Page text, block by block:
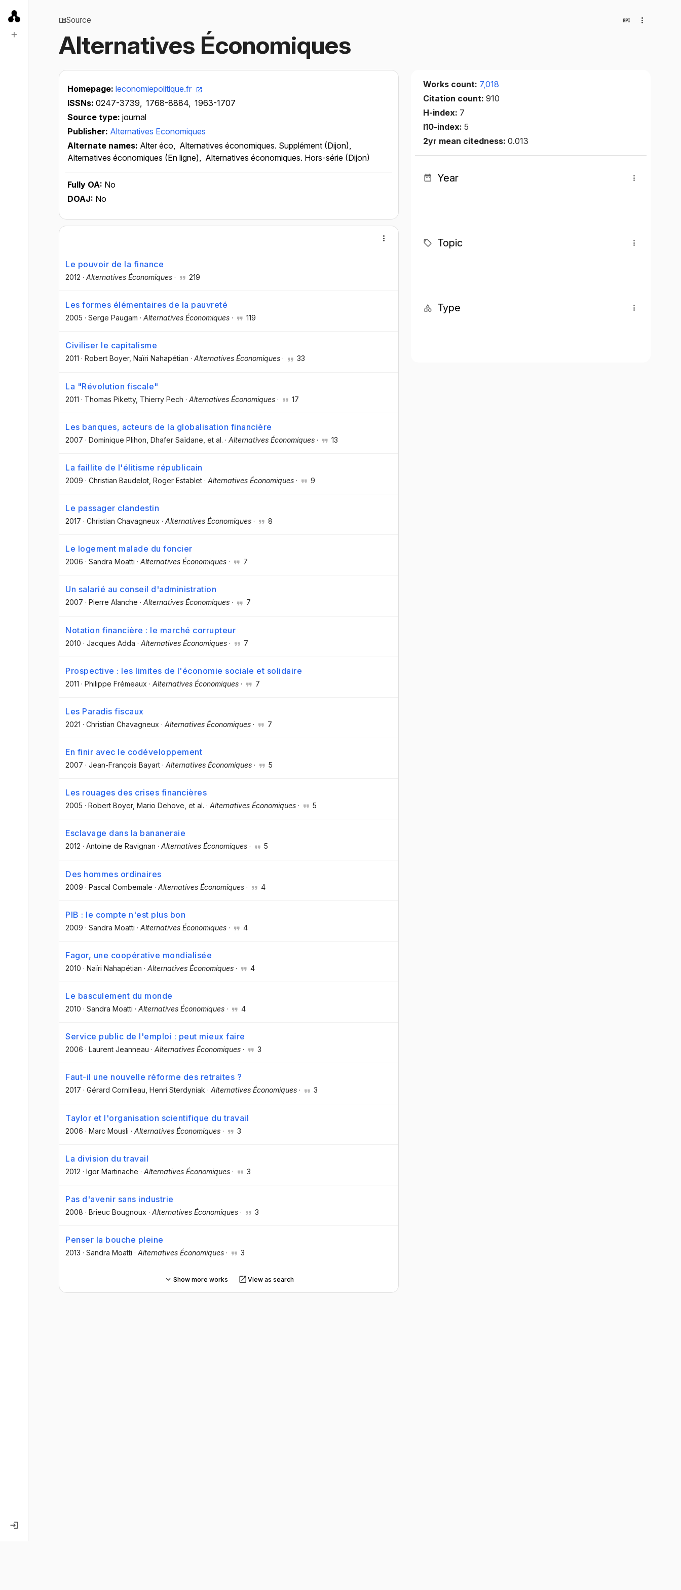
Source
Alternatives Économiques
Homepage: leconomiepolitique.fr
ISSNs: 0247-3739, 1768-8884, 1963-1707
Source type: journal
Publisher: Alternatives Economiques
Alternate names: Alter éco, Alternatives économiques. Supplément (Dijon),
Alternatives économiques (En ligne), Alternatives économiques. Hors-série (Dijon)
Fully OA: No
DOAJ: No
Le pouvoir de la finance
2012 · Alternatives Économiques · 219
Les formes élémentaires de la pauvreté
2005 · Serge Paugam · Alternatives Économiques · 119
Civiliser le capitalisme
2011 · Robert Boyer, Naïri Nahapétian · Alternatives Économiques · 33
La "Révolution fiscale"
2011 · Thomas Piketty, Thierry Pech · Alternatives Économiques · 17
Les banques, acteurs de la globalisation financière
2007 · Dominique Plihon , Dhafer Saïdane , et al. · Alternatives Économiques · 13
La faillite de l'élitisme républicain
2009 · Christian Baudelot , Roger Establet · Alternatives Économiques · 9
Le passager clandestin
2017 · Christian Chavagneux · Alternatives Économiques · 8
Le logement malade du foncier
2006 · Sandra Moatti · Alternatives Économiques · 7
Un salarié au conseil d'administration
2007 · Pierre Alanche · Alternatives Économiques · 7
Notation financière : le marché corrupteur
2010 · Jacques Adda · Alternatives Économiques · 7
Prospective : les limites de l'économie sociale et solidaire
2011 · Philippe Frémeaux · Alternatives Économiques · 7
Les Paradis fiscaux
2021 · Christian Chavagneux · Alternatives Économiques · 7
En finir avec le codéveloppement
2007 · Jean-François Bayart · Alternatives Économiques · 5
Les rouages des crises financières
2005 · Robert Boyer, Mario Dehove , et al. · Alternatives Économiques · 5
Esclavage dans la bananeraie
2012 · Antoine de Ravignan · Alternatives Économiques · 5
Des hommes ordinaires
2009 · Pascal Combemale · Alternatives Économiques · 4
PIB : le compte n'est plus bon
2009 · Sandra Moatti · Alternatives Économiques · 4
Fagor, une coopérative mondialisée
2010 · Naïri Nahapétian · Alternatives Économiques · 4
Le basculement du monde
2010 · Sandra Moatti · Alternatives Économiques · 4
Service public de l'emploi : peut mieux faire
2006 · Laurent Jeanneau · Alternatives Économiques · 3
Faut-il une nouvelle réforme des retraites ?
2017 · Gérard Cornilleau, Henri Sterdyniak · Alternatives Économiques · 3
Taylor et l'organisation scientifique du travail
2006 · Marc Mousli · Alternatives Économiques · 3
La division du travail
2012 · Igor Martinache · Alternatives Économiques · 3
Pas d'avenir sans industrie
2008 · Brieuc Bougnoux · Alternatives Économiques · 3
Penser la bouche pleine
2013 · Sandra Moatti · Alternatives Économiques · 3
Show more works View as search
Works count: 7,018
Citation count:910
H-index: 7
I10-index:5
2yr mean citedness:0.013
Year
Topic
Type